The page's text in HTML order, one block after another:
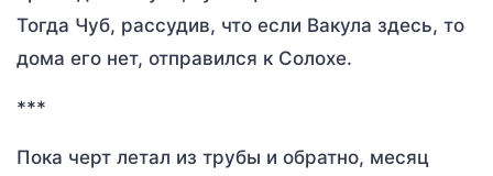
Тогда Чуб, рассудив, что если Вакула здесь, то
дома его нет, отправился к Солохе.
***
Пока черт летал из трубы и обратно, месяц